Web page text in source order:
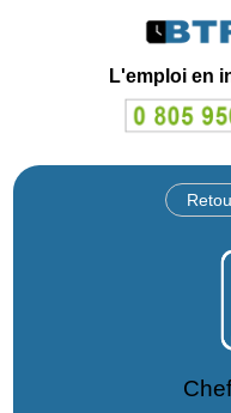
L'emploi en